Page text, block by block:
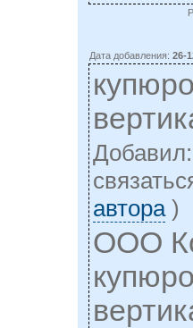
Дата добавления:26-
автора)
ООО